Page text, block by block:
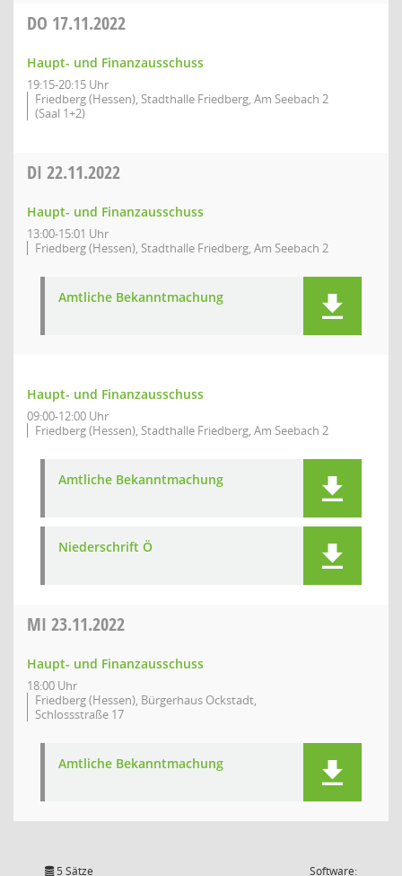
DO 17.11.2022
Haupt- und Finanzausschuss
19:15-20:15 Uhr
Friedberg (Hessen), Stadthalle Friedberg, Am Seebach 2
(Saal 1+2)
DI 22.11.2022
Haupt- und Finanzausschuss
13:00-15:01 Uhr
Friedberg (Hessen), Stadthalle Friedberg, Am Seebach 2
Amtliche Bekanntmachung
Haupt- und Finanzausschuss
09:00-12:00 Uhr
Friedberg (Hessen), Stadthalle Friedberg, Am Seebach 2
Amtliche Bekanntmachung
Niederschrift Ö
MI 23.11.2022
Haupt- und Finanzausschuss
18:00 Uhr
Friedberg (Hessen), Bürgerhaus Ockstadt,
Schlossstraße 17
Amtliche Bekanntmachung
5 Sätze Software: